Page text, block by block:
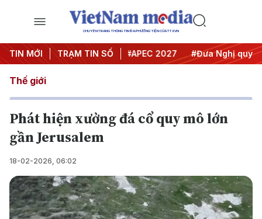
CHUYÊN TRANG THÔNG TIN ĐA PHƯƠNG TIỆN CỦA TTXVN
TIN MỚI TRẠM TIN SỐ
#Hội nghị Trung ương 3 #APEC 2027 #Đưa Nghị quyết
Thế giới
Phát hiện xưởng đá cổ quy mô lớn
gần Jerusalem
18-02-2026, 06:02